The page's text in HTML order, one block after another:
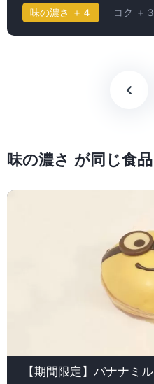
味の濃さ ＋４ コク ＋３
味の濃さ が同じ食品